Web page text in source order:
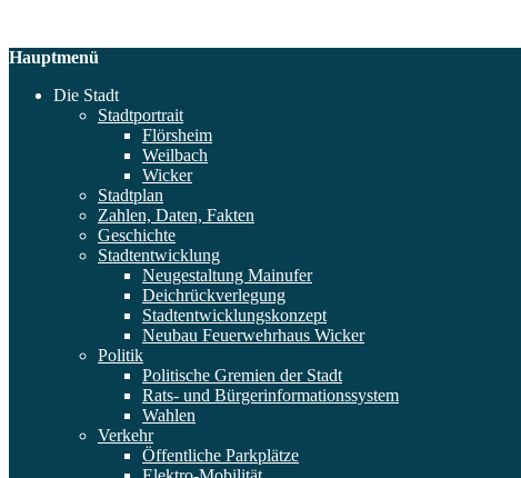
Hauptmenü
Die Stadt
Stadtportrait
Flörsheim
Weilbach
Wicker
Stadtplan
Zahlen, Daten, Fakten
Geschichte
Stadtentwicklung
Neugestaltung Mainufer
Deichrückverlegung
Stadtentwicklungskonzept
Neubau Feuerwehrhaus Wicker
Politik
Politische Gremien der Stadt
Rats- und Bürgerinformationssystem
Wahlen
Verkehr
Öffentliche Parkplätze